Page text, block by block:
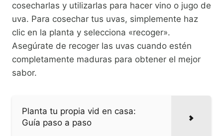
cosecharlas y utilizarlas para hacer vino o jugo de
uva. Para cosechar tus uvas, simplemente haz
clic en la planta y selecciona «recoger».
Asegúrate de recoger las uvas cuando estén
completamente maduras para obtener el mejor
sabor.
Planta tu propia vid en casa:
Guía paso a paso